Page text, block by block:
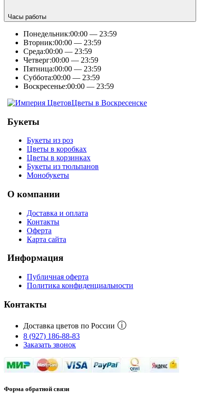
Часы работы
Понедельник:00:00 — 23:59
Вторник:00:00 — 23:59
Среда:00:00 — 23:59
Четверг:00:00 — 23:59
Пятница:00:00 — 23:59
Суббота:00:00 — 23:59
Воскресенье:00:00 — 23:59
Цветы в Воскресенске
Букеты
Букеты из роз
Цветы в коробках
Цветы в корзинках
Букеты из тюльпанов
Монобукеты
О компании
Доставка и оплата
Контакты
Оферта
Карта сайта
Информация
Публичная оферта
Политика конфиденциальности
Контакты
Доставка цветов по России ⓘ
8 (927) 186-88-83
Заказать звонок
Форма обратной связи